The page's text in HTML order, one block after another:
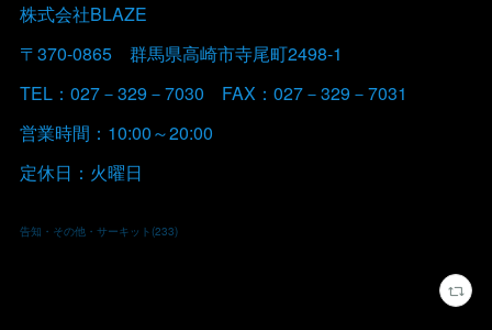
株式会社BLAZE
〒370-0865 群馬県高崎市寺尾町2498-1
TEL：027－329－7030 FAX：027－329－7031
営業時間：10:00～20:00
定休日：火曜日
告知・その他・サーキット (233)